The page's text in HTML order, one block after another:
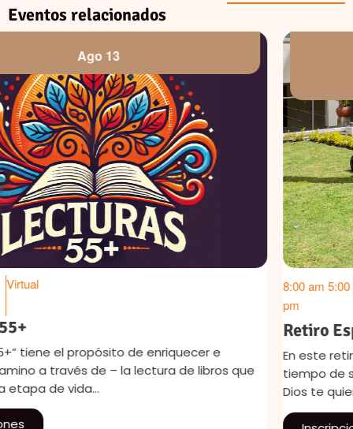
Eventos relacionados
Ago 17
8:00 am
Retiro Espiritual CIRE
En este retiro espiritual de 3 días queremos regalarte un
tiempo de silencio, escucha interior y apertura a lo que
Dios te quiera mostrar La…